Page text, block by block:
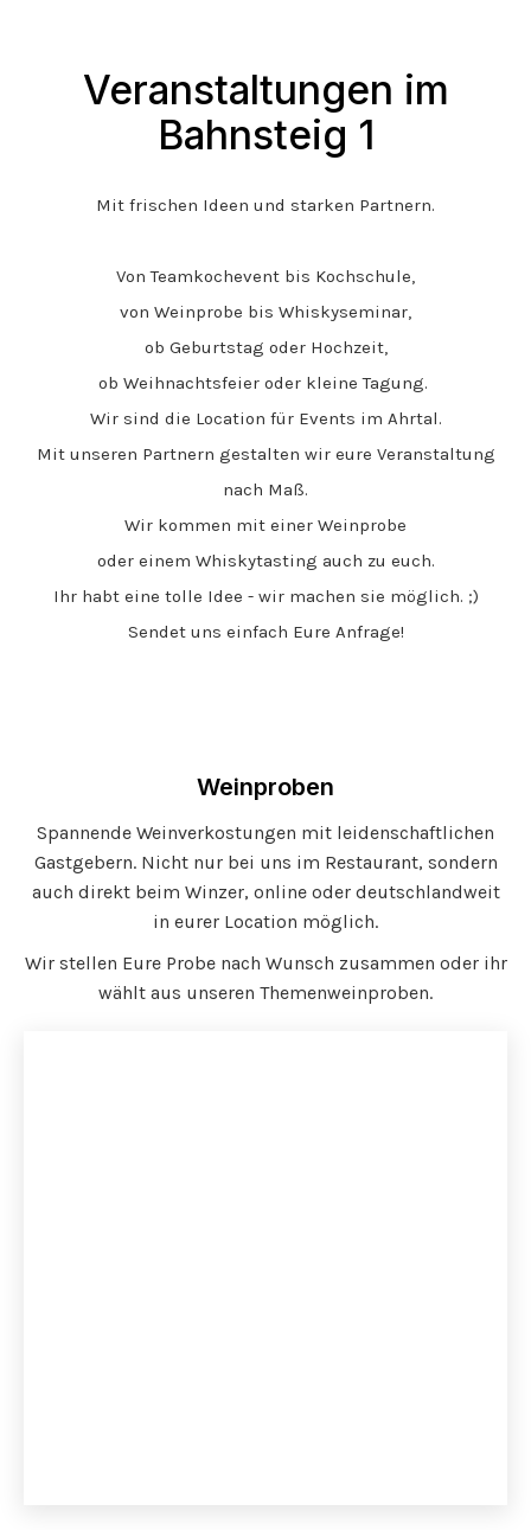
Veranstaltungen im
Bahnsteig 1
Mit frischen Ideen und starken Partnern.
Von Teamkochevent bis Kochschule,
von Weinprobe bis Whiskyseminar,
ob Geburtstag oder Hochzeit,
ob Weihnachtsfeier oder kleine Tagung.
Wir sind die Location für Events im Ahrtal.
Mit unseren Partnern gestalten wir eure Veranstaltung
nach Maß.
Wir kommen mit einer Weinprobe
oder einem Whiskytasting auch zu euch.
Ihr habt eine tolle Idee - wir machen sie möglich. ;)
Sendet uns einfach Eure Anfrage!
Weinproben
Spannende Weinverkostungen mit leidenschaftlichen
Gastgebern. Nicht nur bei uns im Restaurant, sondern
auch direkt beim Winzer, online oder deutschlandweit
in eurer Location möglich.
Wir stellen Eure Probe nach Wunsch zusammen oder ihr
wählt aus unseren Themenweinproben.